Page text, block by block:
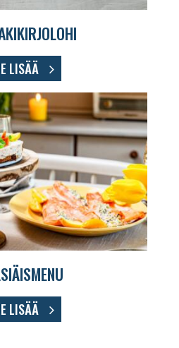
LISÄÄ
LISÄÄ